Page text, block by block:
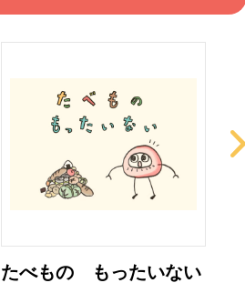
たべもの もったいない